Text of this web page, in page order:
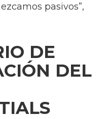
pasivos”,
DE
DEL